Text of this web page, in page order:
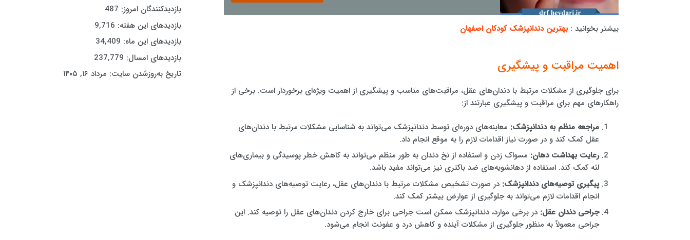
بیشتر بخوانید : بهترین دندانپزشک کودکان اصفهان
اهمیت مراقبت و پیشگیری
برای جلوگیری از مشکلات مرتبط با دندان‌های عقل، مراقبت‌های مناسب و پیشگیری از اهمیت ویژه‌ای برخوردار است. برخی از
راهکارهای مهم برای مراقبت و پیشگیری عبارتند از:
مراجعه منظم به دندانپزشک: معاینه‌های دوره‌ای توسط دندانپزشک می‌تواند به شناسایی مشکلات مرتبط با دندان‌های
عقل کمک کند و در صورت نیاز اقدامات لازم را به موقع انجام داد.
رعایت بهداشت دهان: مسواک زدن و استفاده از نخ دندان به طور منظم می‌تواند به کاهش خطر پوسیدگی و بیماری‌های
لثه کمک کند. استفاده از دهانشویه‌های ضد باکتری نیز می‌تواند مفید باشد.
پیگیری توصیه‌های دندانپزشک: در صورت تشخیص مشکلات مرتبط با دندان‌های عقل، رعایت توصیه‌های دندانپزشک و
انجام اقدامات لازم می‌تواند به جلوگیری از عوارض بیشتر کمک کند.
جراحی دندان عقل: در برخی موارد، دندانپزشک ممکن است جراحی برای خارج کردن دندان‌های عقل را توصیه کند. این
جراحی معمولاً به منظور جلوگیری از مشکلات آینده و کاهش درد و عفونت انجام می‌شود.
بازدیدکنندگان امروز: 487
بازدیدهای این هفته: 9,716
بازدیدهای این ماه: 34,409
بازدیدهای امسال: 237,779
تاریخ به‌روزشدن سایت: مرداد ۱۶, ۱۴۰۵